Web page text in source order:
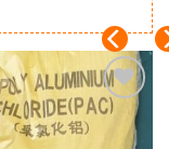
Add to
wishlist